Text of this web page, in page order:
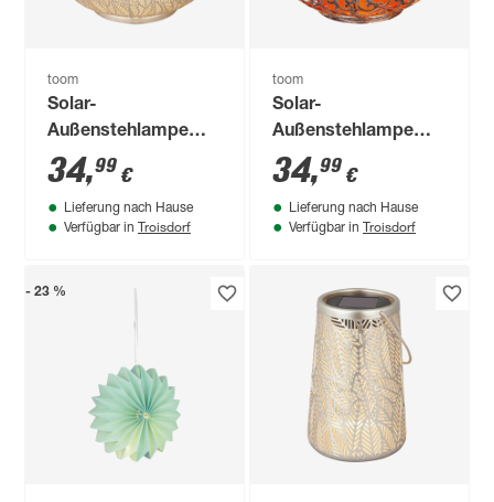
toom
Solar-
Außenstehlampe
warmweiß IP 44 Ø
28,5 x 24,5 cm
34,99 €
Lieferung nach Hause
Verfügbar in Troisdorf
toom
Solar-
Außenstehlampe
warmweiß IP 44 Ø
28,5 x 24,5 cm
34,99 €
Lieferung nach Hause
Verfügbar in Troisdorf
- 23 %